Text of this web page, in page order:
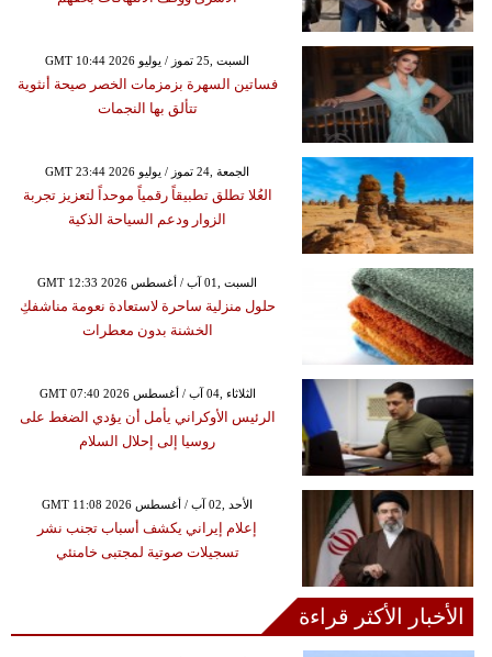
GMT 10:44 2026 السبت ,25 تموز / يوليو
فساتين السهرة بزمزمات الخصر صيحة أنثوية
تتألق بها النجمات
GMT 23:44 2026 الجمعة ,24 تموز / يوليو
العُلا تطلق تطبيقاً رقمياً موحداً لتعزيز تجربة
الزوار ودعم السياحة الذكية
GMT 12:33 2026 السبت ,01 آب / أغسطس
حلول منزلية ساحرة لاستعادة نعومة مناشفكِ
الخشنة بدون معطرات
GMT 07:40 2026 الثلاثاء ,04 آب / أغسطس
الرئيس الأوكراني يأمل أن يؤدي الضغط على
روسيا إلى إحلال السلام
GMT 11:08 2026 الأحد ,02 آب / أغسطس
إعلام إيراني يكشف أسباب تجنب نشر
تسجيلات صوتية لمجتبى خامنئي
الأخبار الأكثر قراءة